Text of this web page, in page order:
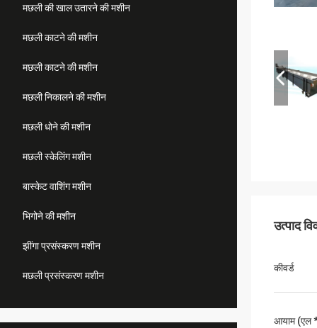
मछली की खाल उतारने की मशीन
मछली काटने की मशीन
मछली काटने की मशीन
मछली निकालने की मशीन
मछली धोने की मशीन
मछली स्केलिंग मशीन
बास्केट वाशिंग मशीन
भिगोने की मशीन
झींगा प्रसंस्करण मशीन
मछली प्रसंस्करण मशीन
उत्पाद
कीवर्ड
आयाम (एल